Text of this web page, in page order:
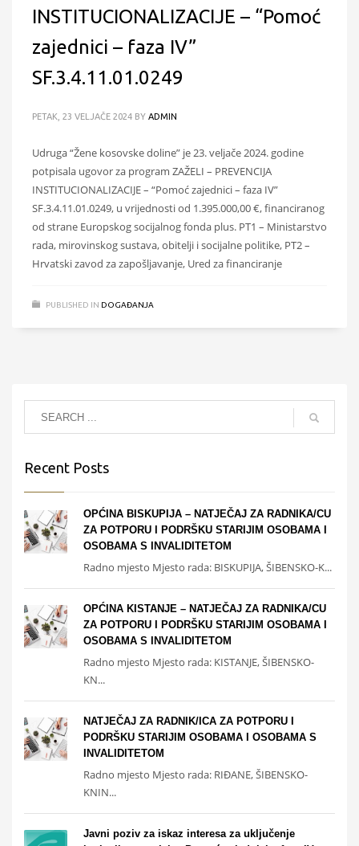
INSTITUCIONALIZACIJE – “Pomoć
zajednici – faza IV”
SF.3.4.11.01.0249
PETAK, 23 VELJAČE 2024 BY ADMIN
Udruga “Žene kosovske doline” je 23. veljače 2024. godine
potpisala ugovor za program ZAŽELI – PREVENCIJA
INSTITUCIONALIZACIJE – “Pomoć zajednici – faza IV”
SF.3.4.11.01.0249, u vrijednosti od 1.395.000,00 €, financiranog
od strane Europskog socijalnog fonda plus. PT1 – Ministarstvo
rada, mirovinskog sustava, obitelji i socijalne politike, PT2 –
Hrvatski zavod za zapošljavanje, Ured za financiranje
PUBLISHED IN DOGAĐANJA
Recent Posts
OPĆINA BISKUPIJA – NATJEČAJ ZA RADNIKA/CU
ZA POTPORU I PODRŠKU STARIJIM OSOBAMA I
OSOBAMA S INVALIDITETOM
Radno mjesto Mjesto rada: BISKUPIJA, ŠIBENSKO-K...
OPĆINA KISTANJE – NATJEČAJ ZA RADNIKA/CU
ZA POTPORU I PODRŠKU STARIJIM OSOBAMA I
OSOBAMA S INVALIDITETOM
Radno mjesto Mjesto rada: KISTANJE, ŠIBENSKO-
KN...
NATJEČAJ ZA RADNIK/ICA ZA POTPORU I
PODRŠKU STARIJIM OSOBAMA I OSOBAMA S
INVALIDITETOM
Radno mjesto Mjesto rada: RIĐANE, ŠIBENSKO-
KNIN...
Javni poziv za iskaz interesa za uključenje